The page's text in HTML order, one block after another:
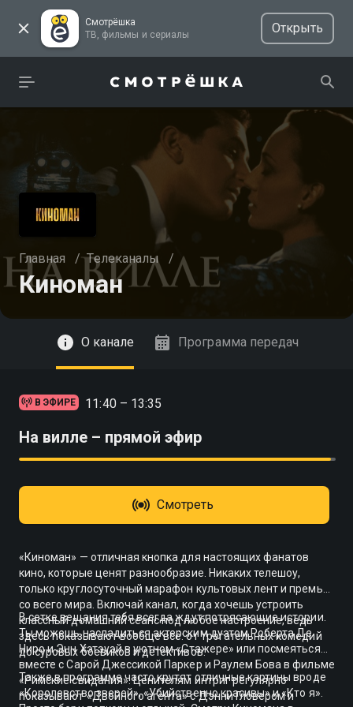
Смотрёшка
ТВ, фильмы и сериалы
Открыть
Главная / Телеканалы /
Киноман
О канале Программа передач
В ЭФИРЕ 11:40 – 13:35
На вилле – прямой эфир
Смотреть
«Киноман» — отличная кнопка для настоящих фанатов
кино, которые ценят разнообразие. Никаких телешоу,
только круглосуточный марафон культовых лент и премьер
со всего мира. Включай канал, когда хочешь устроить
классный домашний сеанс под любое настроение, ведь
здесь показывают вообще всё: от трогательных комедий
до суровых боевиков и детективов.
В сетке вещания тебя всегда ждут потрясающие истории.
Ты можешь насладиться актерским дуэтом Роберта Де
Ниро и Энн Хэтэуэй в уютном «Стажере» или посмеяться
вместе с Сарой Джессикой Паркер и Раулем Бова в фильме
«Римские свидания». Ценителям интриг регулярно
показывают «Двойного агента» с Дэнни Гловером и
Также в программе часто крутят отличные картины вроде
«Королевство зверей», «Убийственно красивы» и «Кто я».